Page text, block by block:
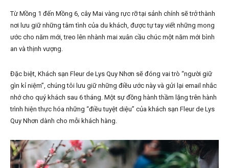
Từ Mồng 1 đến Mồng 6, cây Mai vàng rực rỡ tại sảnh chính sẽ trở thành
nơi lưu giữ những tâm tình của du khách, được tự tay viết những mong
ước cho năm mới, treo lên nhành mai xuân cầu chúc một năm mới bình
an và thịnh vượng.
Đặc biệt, Khách sạn Fleur de Lys Quy Nhơn sẽ đóng vai trò “người giữ
gìn kỉ niệm”, chúng tôi lưu giữ những điều ước này và gửi lại email nhắc
nhớ cho quý khách sau 6 tháng. Một sự đồng hành thầm lặng trên hành
trình hiện thực hóa những “điều tuyệt diệu” của khách sạn Fleur de Lys
Quy Nhơn dành cho mỗi khách hàng.